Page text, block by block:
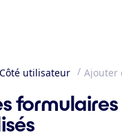
Côté utilisateur Ajouter des
formulaires